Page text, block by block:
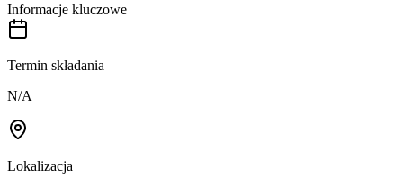
Informacje kluczowe
Termin składania
N/A
Lokalizacja